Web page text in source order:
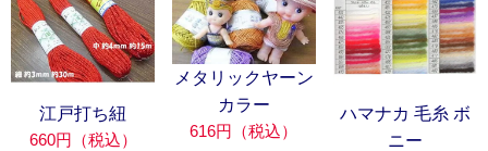
江戸打ち紐
660円（税込）
メタリックヤーン
カラー
616円（税込）
ハマナカ 毛糸 ボ
ニー